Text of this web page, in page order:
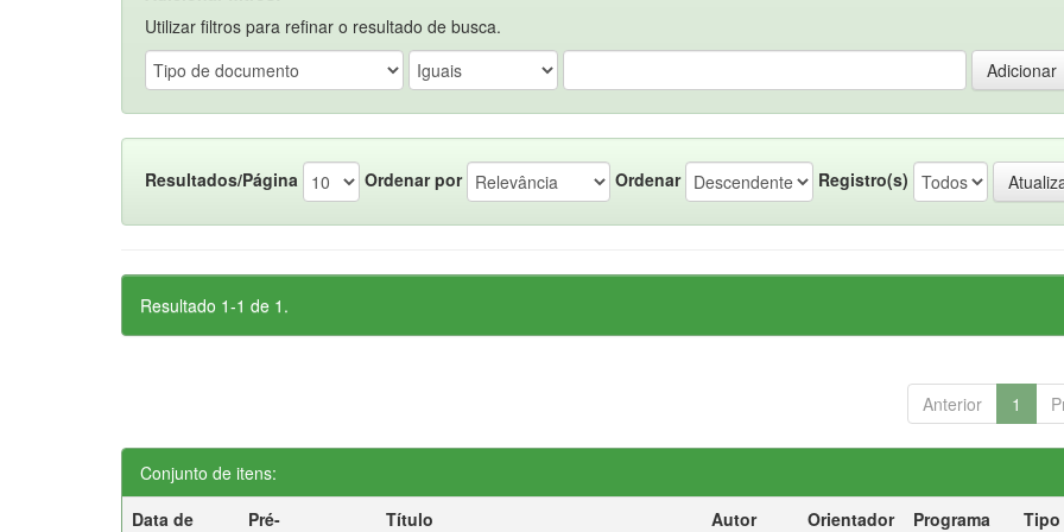
Utilizar filtros para refinar o resultado de busca.
Resultados/Página Ordenar por Ordenar Registro(s)
Resultado 1-1 de 1.
Anterior 1
Conjunto de itens:
Data de
Pré-
Título Autor Orientador Programa
Tipo